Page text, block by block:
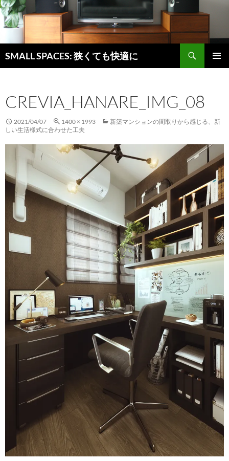
SMALL SPACES: 狭くても快適に
索
ン
ツ
へ
ス
CREVIA_HANARE_IMG_08
2021/04/07 1400 × 1993
新築マンションの間取りから感じる、新
しい生活様式に合わせた工夫